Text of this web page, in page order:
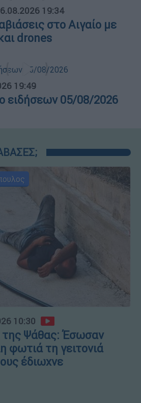
19:34
στο Αιγαίο με
drones
19:49
ειδήσεων 05/08/2026
10:30
της Ψάθας: Έσωσαν
φωτιά τη γειτονιά
έδιωχνε